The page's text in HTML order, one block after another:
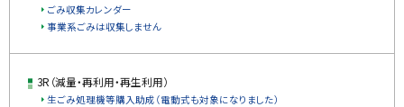
ごみ収集カレンダー
事業系ごみは収集しません
3R（減量・再利用・再生利用）
生ごみ処理機等購入助成（電動式も対象になりました）